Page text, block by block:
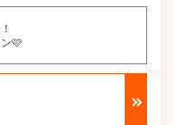
！
🩷